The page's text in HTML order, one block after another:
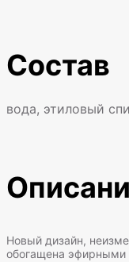
Состав
вода, этиловый
Новый дизайн,
обогащена